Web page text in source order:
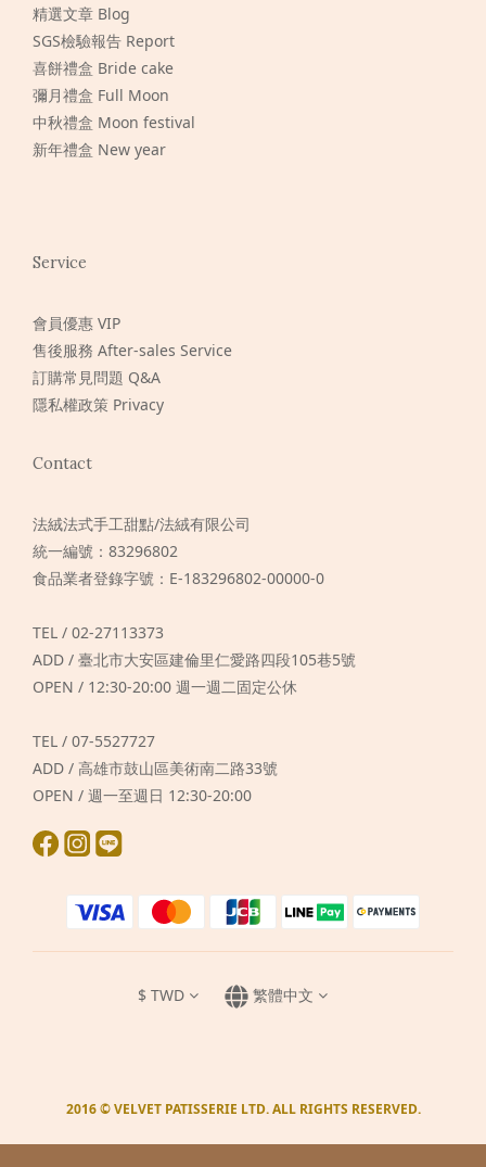
精選文章 Blog
SGS檢驗報告 Report
喜餅禮盒 Bride cake
彌月禮盒 Full Moon
中秋禮盒 Moon festival
新年禮盒 New year
Service
會員優惠 VIP
售後服務 After-sales Service
訂購常見問題 Q&A
隱私權政策 Privacy
Contact
法絨法式手工甜點/法絨有限公司
統一編號：83296802
食品業者登錄字號：E-183296802-00000-0
TEL / 02-27113373
ADD / 臺北市大安區建倫里仁愛路四段105巷5號
OPEN / 12:30-20:00 週一週二固定公休
TEL / 07-5527727
ADD / 高雄市鼓山區美術南二路33號
OPEN / 週一至週日 12:30-20:00
$ TWD 繁體中文
2016 © VELVET PATISSERIE LTD. ALL RIGHTS RESERVED.